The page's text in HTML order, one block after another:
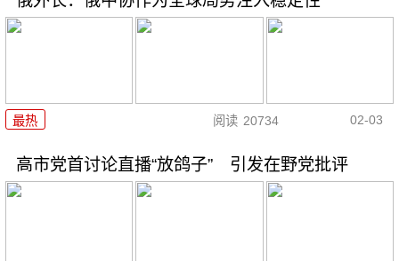
最热 阅读 20734 02-03
高市党首讨论直播“放鸽子” 引发在野党批评